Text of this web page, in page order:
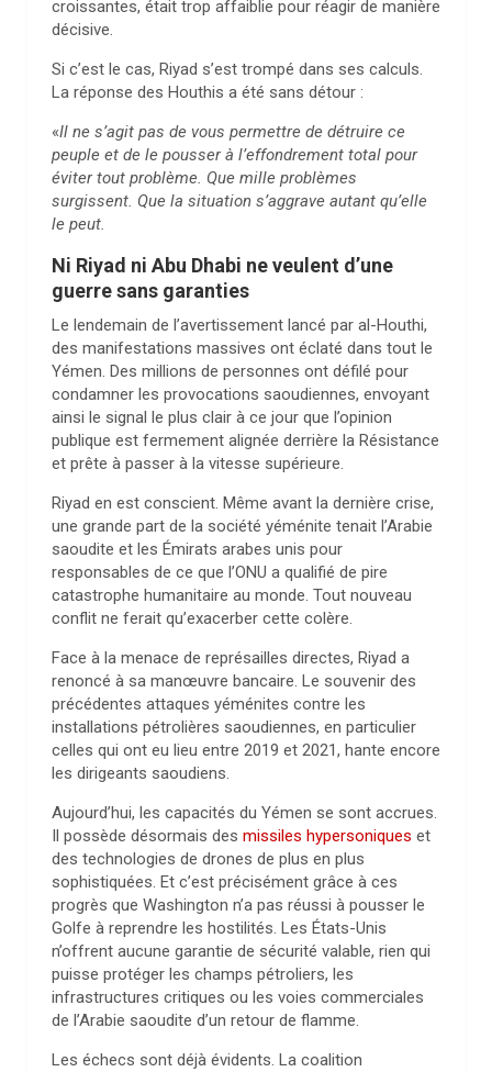
croissantes, était trop affaiblie pour réagir de manière
décisive.
Si c’est le cas, Riyad s’est trompé dans ses calculs.
La réponse des Houthis a été sans détour :
«Il ne s’agit pas de vous permettre de détruire ce
peuple et de le pousser à l’effondrement total pour
éviter tout problème. Que mille problèmes
surgissent. Que la situation s’aggrave autant qu’elle
le peut.
Ni Riyad ni Abu Dhabi ne veulent d’une
guerre sans garanties
Le lendemain de l’avertissement lancé par al-Houthi,
des manifestations massives ont éclaté dans tout le
Yémen. Des millions de personnes ont défilé pour
condamner les provocations saoudiennes, envoyant
ainsi le signal le plus clair à ce jour que l’opinion
publique est fermement alignée derrière la Résistance
et prête à passer à la vitesse supérieure.
Riyad en est conscient. Même avant la dernière crise,
une grande part de la société yéménite tenait l’Arabie
saoudite et les Émirats arabes unis pour
responsables de ce que l’ONU a qualifié de pire
catastrophe humanitaire au monde. Tout nouveau
conflit ne ferait qu’exacerber cette colère.
Face à la menace de représailles directes, Riyad a
renoncé à sa manœuvre bancaire. Le souvenir des
précédentes attaques yéménites contre les
installations pétrolières saoudiennes, en particulier
celles qui ont eu lieu entre 2019 et 2021, hante encore
les dirigeants saoudiens.
Aujourd’hui, les capacités du Yémen se sont accrues.
Il possède désormais des missiles hypersoniques et
des technologies de drones de plus en plus
sophistiquées. Et c’est précisément grâce à ces
progrès que Washington n’a pas réussi à pousser le
Golfe à reprendre les hostilités. Les États-Unis
n’offrent aucune garantie de sécurité valable, rien qui
puisse protéger les champs pétroliers, les
infrastructures critiques ou les voies commerciales
de l’Arabie saoudite d’un retour de flamme.
Les échecs sont déjà évidents. La coalition